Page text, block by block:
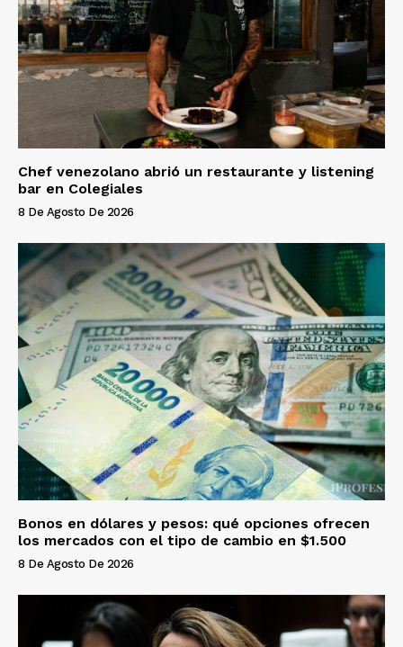
Chef venezolano abrió un restaurante y listening
bar en Colegiales
8 De Agosto De 2026
Bonos en dólares y pesos: qué opciones ofrecen
los mercados con el tipo de cambio en $1.500
8 De Agosto De 2026